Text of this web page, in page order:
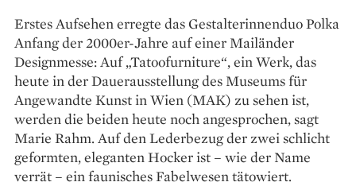
Erstes Aufsehen erregte das Gestalterinnenduo Polka
Anfang der 2000er-Jahre auf einer Mailänder
Designmesse: Auf „Tatoofurniture“, ein Werk, das
heute in der Dauer­ausstellung des Museums für
Angewandte Kunst in Wien (MAK) zu ­sehen ist,
werden die beiden heute noch angesprochen, sagt
Marie Rahm. Auf den Lederbezug der zwei schlicht
geformten, eleganten Hocker ist – wie der Name
verrät – ein faunisches Fabelwesen tätowiert.